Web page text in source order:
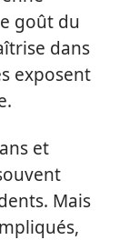
goût du
dans
exposent
et
Mais